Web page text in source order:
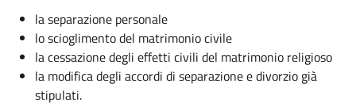
la separazione personale
lo scioglimento del matrimonio civile
la cessazione degli effetti civili del matrimonio religioso
la modifica degli accordi di separazione e divorzio già
stipulati.